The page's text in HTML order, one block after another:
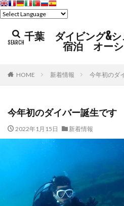
千葉 ダイビング&シ
宿泊 オーシ
HOME 新着情報 今年初のダ
今年初のダイバー誕生です
2022年1月15日 新着情報